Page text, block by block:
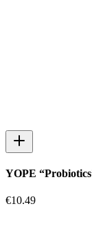
YOPE
€10.49